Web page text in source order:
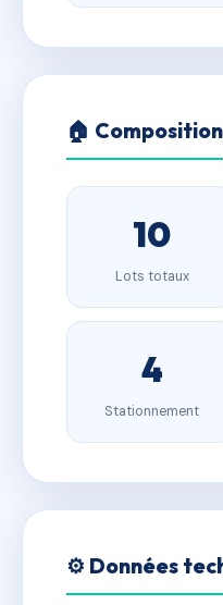
🏠 Composition
10
Lots totaux
4
Stationnement
⚙️ Données